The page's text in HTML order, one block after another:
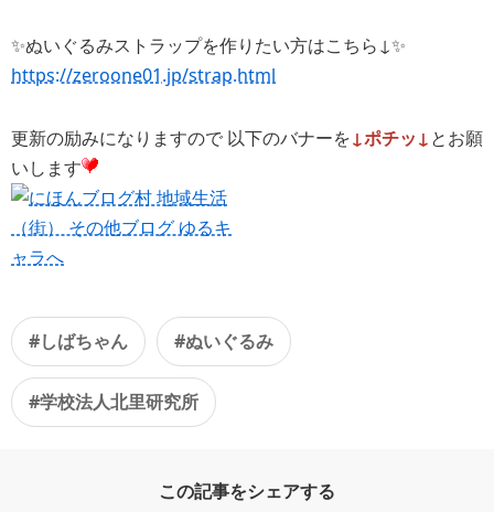
✨ぬいぐるみストラップを作りたい方はこちら↓✨
https://zeroone01.jp/strap.html
更新の励みになりますので 以下のバナーを↓ポチッ↓とお願
いします
#しばちゃん #ぬいぐるみ
#学校法人北里研究所
この記事をシェアする